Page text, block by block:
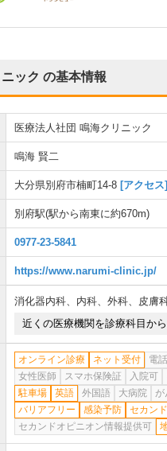
ック の基本情報
医療法人社団 鳴海クリニック
鳴海 賢二
大分県別府市楠町14-8 [アクセス]
別府駅(駅から南東に約670m)
0977-23-5841
https://www.narumi-clinic.jp/
消化器内科、 内科、 外科、 皮膚
近くの医療機関を診療科目か
オンライン診療 ネット受付 電
女性医師
スマホ保険証 入院可
駐車場
英語 外国語 大病院 が
バリアフリー
感染予防
セカン
セカンドオピニオン情報提供可